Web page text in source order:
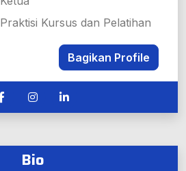
Praktisi Kursus dan Pelatihan
Bagikan Profile
Bio